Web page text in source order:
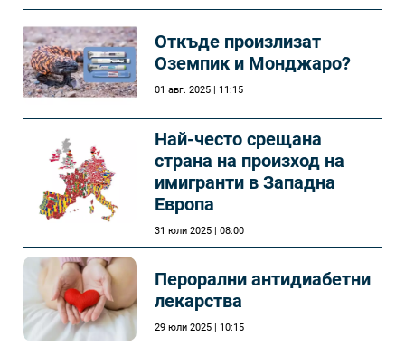
Откъде произлизат
Оземпик и Монджаро?
01 авг. 2025 | 11:15
Най-често срещана
страна на произход на
имигранти в Западна
Европа
31 юли 2025 | 08:00
Перорални антидиабетни
лекарства
29 юли 2025 | 10:15